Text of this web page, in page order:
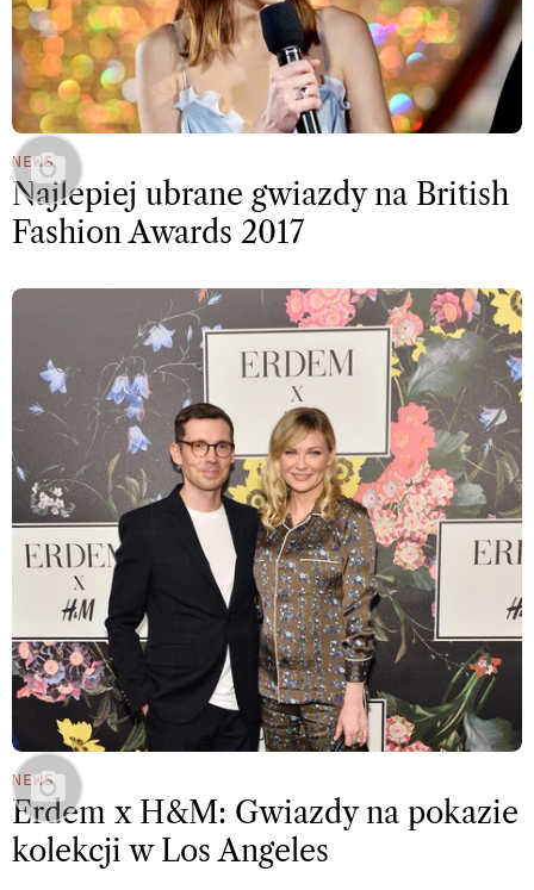
NEWS
Najlepiej ubrane gwiazdy na British
Fashion Awards 2017
NEWS
Erdem x H&M: Gwiazdy na pokazie
kolekcji w Los Angeles